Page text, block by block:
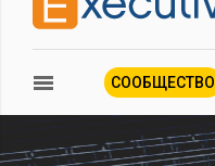
СООБЩЕСТВО